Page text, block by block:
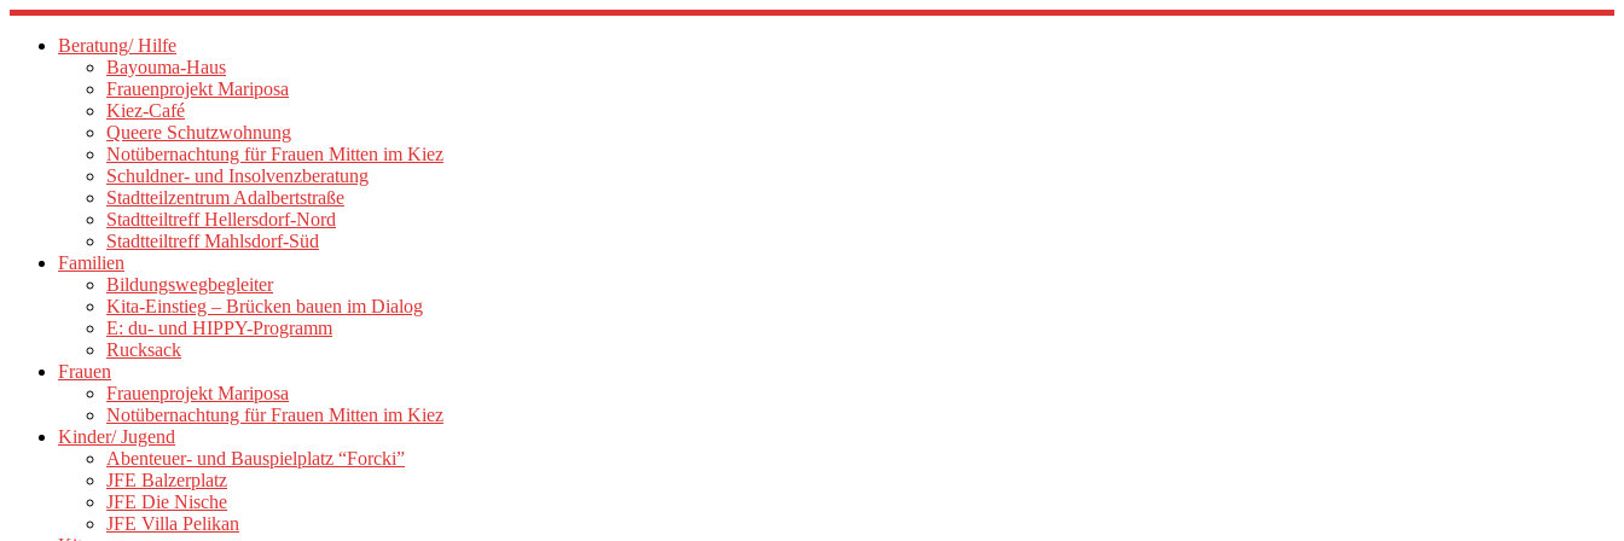
Zum
Inhalt
Beratung/ Hilfe
Bayouma-Haus
Frauenprojekt Mariposa
Kiez-Café
Queere Schutzwohnung
Notübernachtung für Frauen Mitten im Kiez
Schuldner- und Insolvenzberatung
Stadtteilzentrum Adalbertstraße
Stadtteiltreff Hellersdorf-Nord
Stadtteiltreff Mahlsdorf-Süd
Familien
Bildungswegbegleiter
Kita-Einstieg – Brücken bauen im Dialog
E: du- und HIPPY-Programm
Rucksack
Frauen
Frauenprojekt Mariposa
Notübernachtung für Frauen Mitten im Kiez
Kinder/ Jugend
Abenteuer- und Bauspielplatz “Forcki”
JFE Balzerplatz
JFE Die Nische
JFE Villa Pelikan